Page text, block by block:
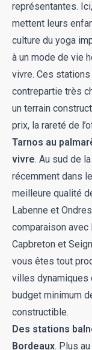
représentantes.
mettent leurs
culture du yoga
à un mode de vie
vivre. Ces
contrepartie très
un terrain
prix, la rareté de
Tarnos au
vivre. Au sud de
récemment dans le
meilleure qualité
Labenne et
comparaison avec
Capbreton et
vous êtes tout
villes dynamiques
budget minimum
constructible.
Des stations
Bordeaux. Plus